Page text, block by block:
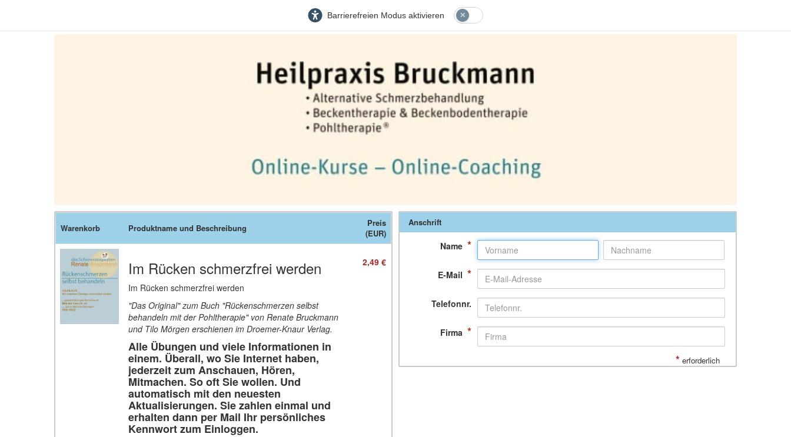
Barrierefreien Modus aktivieren
Warenkorb Produktname und Beschreibung
Preis
(EUR)
Im Rücken schmerzfrei werden
Im Rücken schmerzfrei werden
"Das Original" zum Buch "Rückenschmerzen selbst
behandeln mit der Pohltherapie" von Renate Bruckmann
und Tilo Mörgen erschienen im Droemer-Knaur Verlag.
Alle Übungen und viele Informationen in
einem. Überall, wo Sie Internet haben,
jederzeit zum Anschauen, Hören,
Mitmachen. So oft Sie wollen. Und
automatisch mit den neuesten
Aktualisierungen. Sie zahlen einmal und
erhalten dann per Mail Ihr persönliches
Kennwort zum Einloggen.
2,49 €
Anschrift
Name *
E-Mail *
Telefonnr.
Firma *
* erforderlich